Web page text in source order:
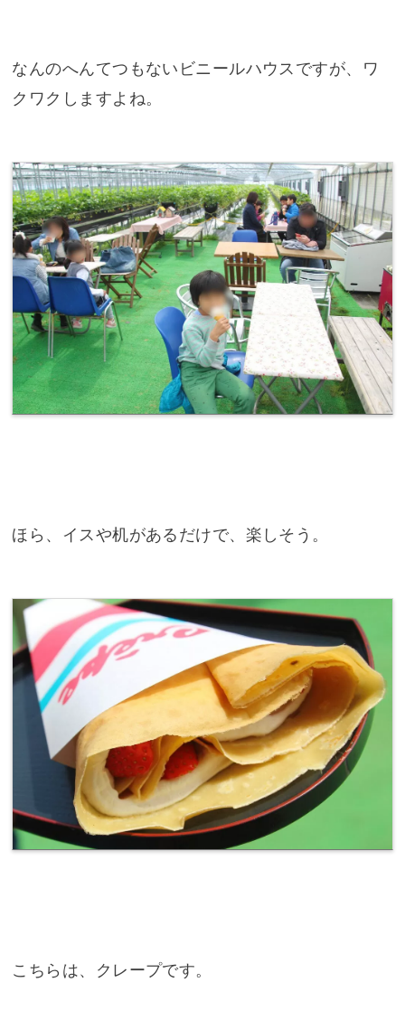
なんのへんてつもないビニールハウスですが、ワ
クワクしますよね。
ほら、イスや机があるだけで、楽しそう。
こちらは、クレープです。